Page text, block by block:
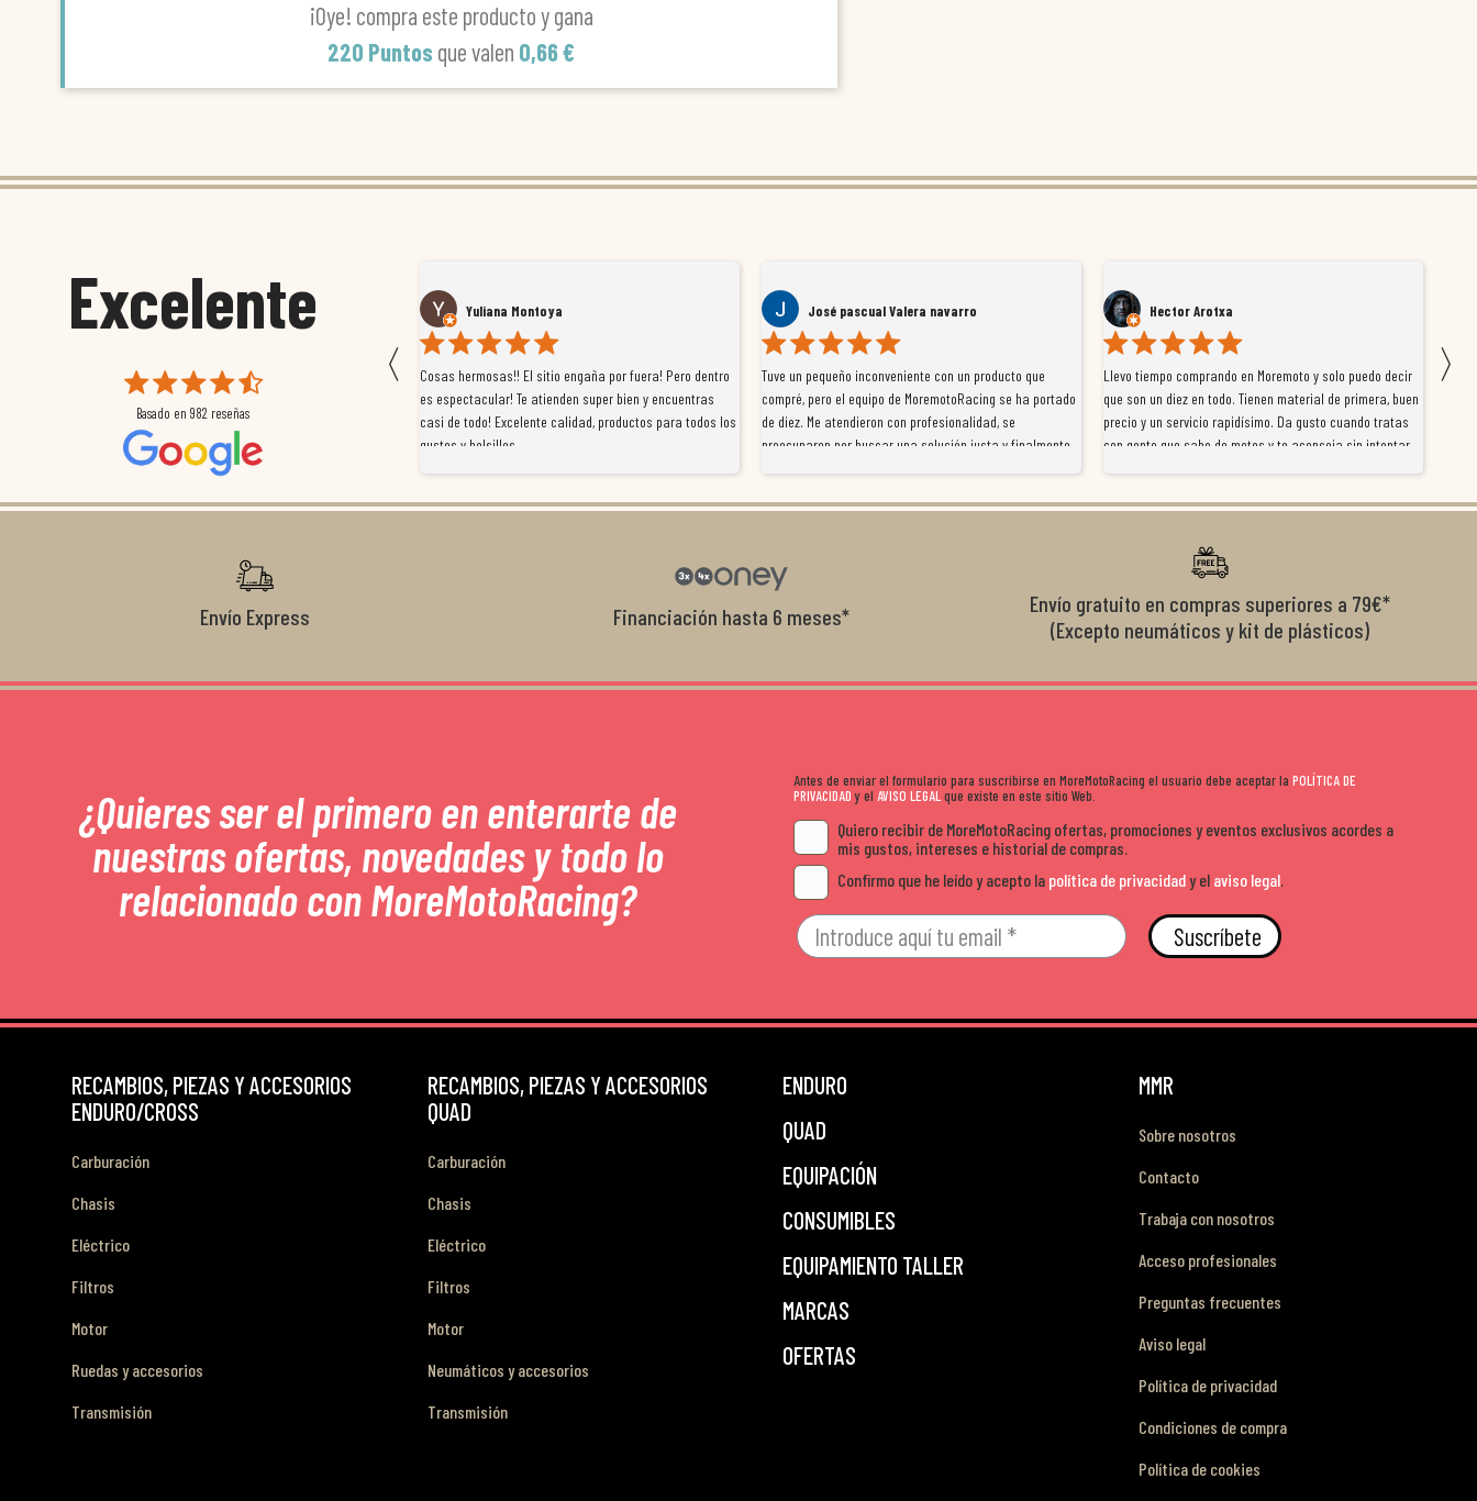
¡Oye! compra este producto y gana
220 Puntos que valen 0,66 €
Excelente
Basado en 982 reseñas
〈
Susana García Luis
Magnífica atención al cliente. Tuvimos un pequeño
retraso en el pedido y desde el minuto uno se
preocuparon por ayudarnos en todo. Gracias a Sergio,
magnífico gestor... atento, amable, un servicio de 10.
Gracias de nuevo por todo!
Yuliana Montoya
Cosas hermosas!! El sitio engaña por fuera! Pero dentro
es espectacular! Te atienden super bien y encuentras
casi de todo! Excelente calidad, productos para todos los
gustos y bolsillos
José pascual Valera navarro
Tuve un pequeño inconveniente con un producto que
compré, pero el equipo de MoremotoRacing se ha portado
de diez. Me atendieron con profesionalidad, se
preocuparon por buscar una solución justa y finalmente
con el cliente, y me ofrecieron unas condiciones de
Hector Arotxa
Llevo tiempo comprando en Moremoto y solo puedo decir
que son un diez en todo. Tienen material de primera, buen
precio y un servicio rapidísimo. Da gusto cuando tratas
con gente que sabe de motos y te aconseja sin intentar
el cliente y que disfrutan lo que hacen. Si te gusta la
sitio. Calidad, rapidez y buen rollo. ??️
años
〉
Envío Express Financiación hasta 6 meses*
Envío gratuito en compras superiores a 79€*
(Excepto neumáticos y kit de plásticos)
¿Quieres ser el primero en enterarte de
nuestras ofertas, novedades y todo lo
relacionado con MoreMotoRacing?
Antes de enviar el formulario para suscribirse en MoreMotoRacing el usuario debe aceptar la POLÍTICA DE
PRIVACIDADy el AVISO LEGALque existe en este sitio Web.
Quiero recibir de MoreMotoRacing ofertas, promociones y eventos exclusivos acordes a
mis gustos, intereses e historial de compras.
Confirmo que he leído y acepto la política de privacidady el aviso legal.
Suscríbete
RECAMBIOS, PIEZAS Y ACCESORIOS
ENDURO/CROSS
Carburación
Chasis
Eléctrico
Filtros
Motor
Ruedas y accesorios
Transmisión
RECAMBIOS, PIEZAS Y ACCESORIOS
QUAD
Carburación
Chasis
Eléctrico
Filtros
Motor
Neumáticos y accesorios
Transmisión
ENDURO
QUAD
EQUIPACIÓN
CONSUMIBLES
EQUIPAMIENTO TALLER
MARCAS
OFERTAS
MMR
Sobre nosotros
Contacto
Trabaja con nosotros
Acceso profesionales
Preguntas frecuentes
Aviso legal
Política de privacidad
Condiciones de compra
Política de cookies